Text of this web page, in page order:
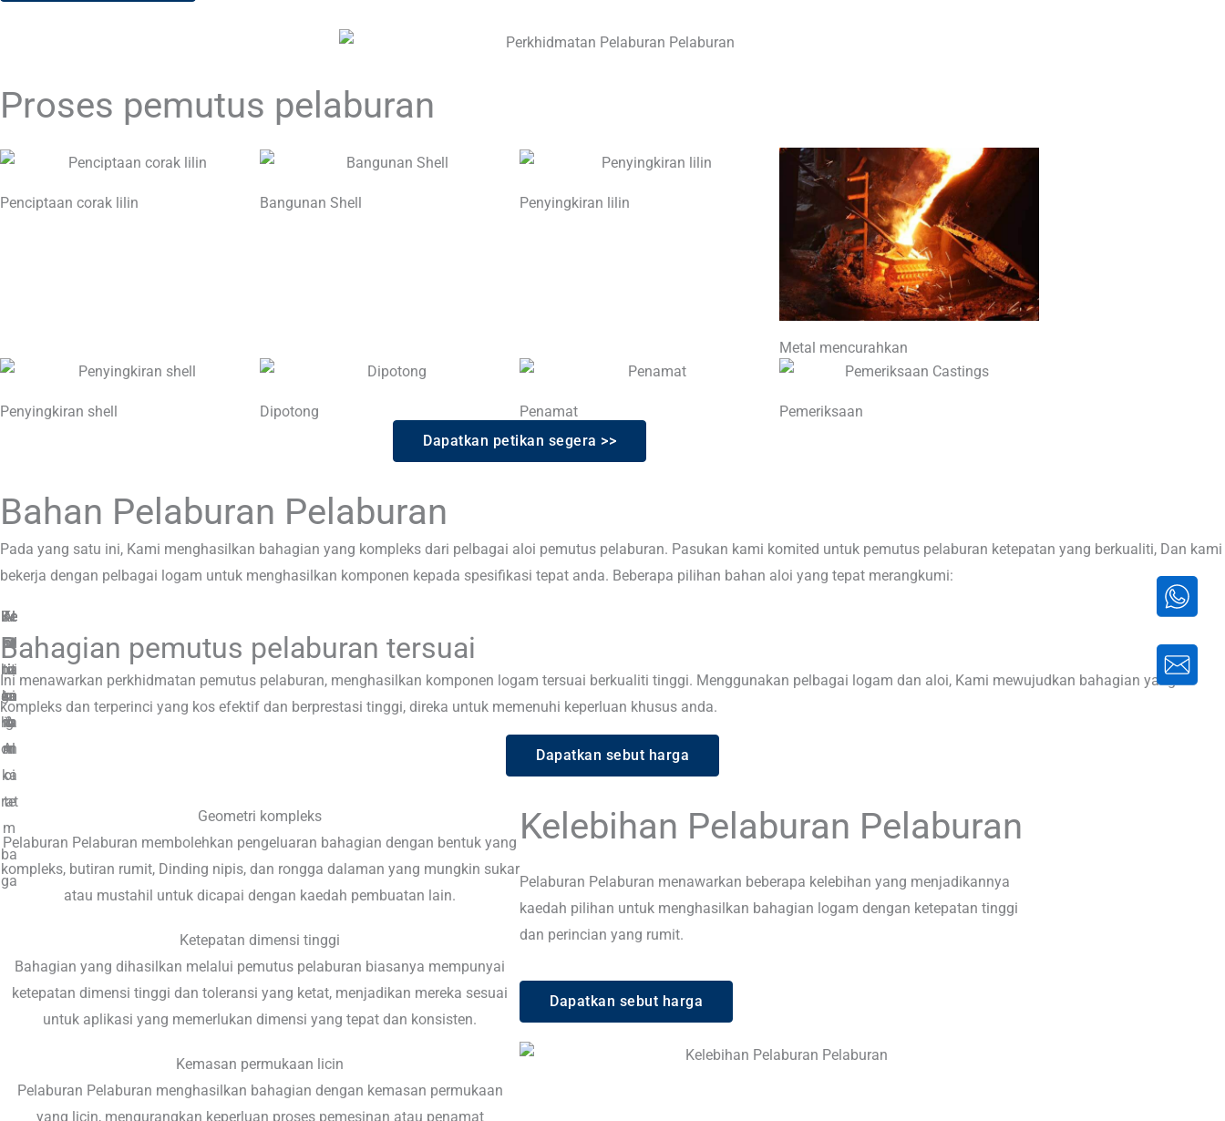
Proses pemutus pelaburan
Penciptaan corak lilin Bangunan Shell Penyingkiran lilin
Metal mencurahkan
Penyingkiran shell Dipotong Penamat
Pemeriksaan
Dapatkan petikan segera >>
Bahan Pelaburan Pelaburan
Pada yang satu ini, Kami menghasilkan bahagian yang kompleks dari pelbagai aloi pemutus pelaburan. Pasukan kami komited untuk pemutus pelaburan ketepatan yang berkualiti, Dan kami
bekerja dengan pelbagai logam untuk menghasilkan komponen kepada spesifikasi tepat anda. Beberapa pilihan bahan aloi yang tepat merangkumi:
Ke
lul
i
ta
ha
n
ka
rat
Al
u
mi
ni
u
m
Ke
lul
i
ka
rb
on
Te
m
ba
ga
&
Al
oi
te
m
ba
ga
Be
si
tu
an
g
Al
oi
tit
an
iu
m
Bahagian pemutus pelaburan tersuai
Ini menawarkan perkhidmatan pemutus pelaburan, menghasilkan komponen logam tersuai berkualiti tinggi. Menggunakan pelbagai logam dan aloi, Kami mewujudkan bahagian yang
kompleks dan terperinci yang kos efektif dan berprestasi tinggi, direka untuk memenuhi keperluan khusus anda.
Dapatkan sebut harga
Geometri kompleks
Pelaburan Pelaburan membolehkan pengeluaran bahagian dengan bentuk yang
kompleks, butiran rumit, Dinding nipis, dan rongga dalaman yang mungkin sukar
atau mustahil untuk dicapai dengan kaedah pembuatan lain.
Ketepatan dimensi tinggi
Bahagian yang dihasilkan melalui pemutus pelaburan biasanya mempunyai
ketepatan dimensi tinggi dan toleransi yang ketat, menjadikan mereka sesuai
untuk aplikasi yang memerlukan dimensi yang tepat dan konsisten.
Kemasan permukaan licin
Pelaburan Pelaburan menghasilkan bahagian dengan kemasan permukaan
yang licin, mengurangkan keperluan proses pemesinan atau penamat
Kelebihan Pelaburan Pelaburan
Pelaburan Pelaburan menawarkan beberapa kelebihan yang menjadikannya
kaedah pilihan untuk menghasilkan bahagian logam dengan ketepatan tinggi
dan perincian yang rumit.
Dapatkan sebut harga